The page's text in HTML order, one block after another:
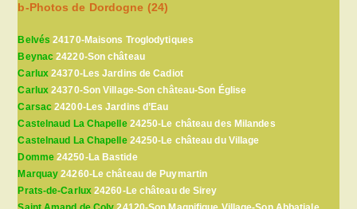
b-Photos de Dordogne (24)
Belvés 24170-Maisons Troglodytiques
Beynac 24220-Son château
Carlux 24370-Les Jardins de Cadiot
Carlux 24370-Son Village-Son château-Son Église
Carsac 24200-Les Jardins d’Eau
Castelnaud La Chapelle24250-Le château des Milandes
Castelnaud La Chapelle24250-Le château du Village
Domme24250-La Bastide
Marquay 24260-Le château de Puymartin
Prats-de-Carlux24260-Le château de Sirey